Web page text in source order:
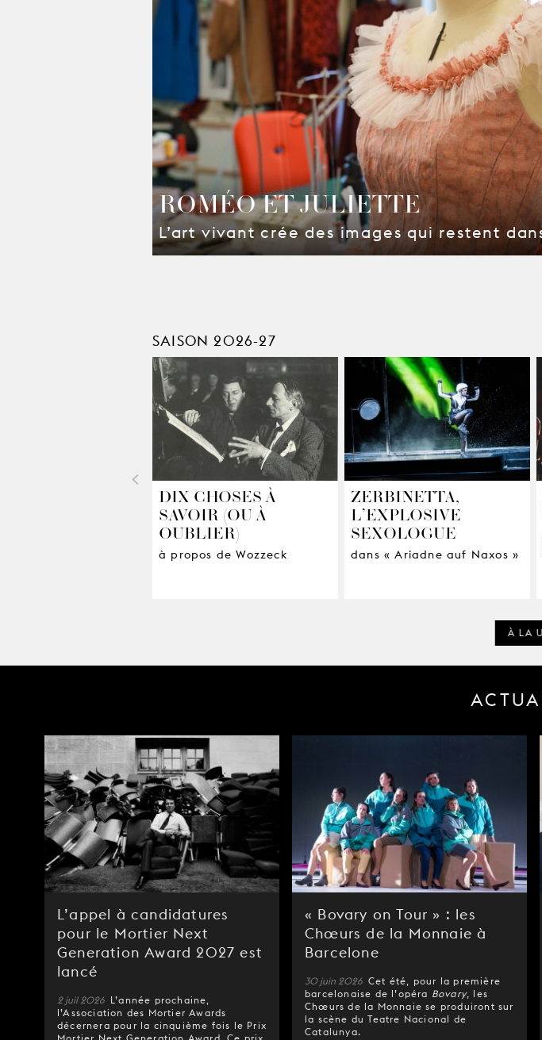
ROMÉO ET JULIETTE
L’art vivant crée des images qui restent
SAISON 2026-27
<
DIX CHOSES À
SAVOIR (OU À
OUBLIER)
à propos de Wozzeck
ZERBINETTA,
L’EXPLOSIVE
SEXOLOGUE
dans « Ariadne auf Naxos »
À LA
L’appel à candidatures
pour le Mortier Next
Generation Award 2027 est
lancé
2 juil 2026 L’année prochaine,
l’Association des Mortier Awards
décernera pour la cinquième fois le Prix
« Bovary on Tour » : les
Chœurs de la Monnaie à
Barcelone
30 juin 2026 Cet été, pour la première
barcelonaise de l’opéra Bovary, les
Chœurs de la Monnaie se produiront sur
la scène du Teatre Nacional de
Catalunya.